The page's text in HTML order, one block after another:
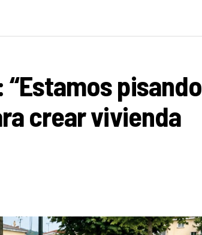
“Estamos pisando
crear vivienda